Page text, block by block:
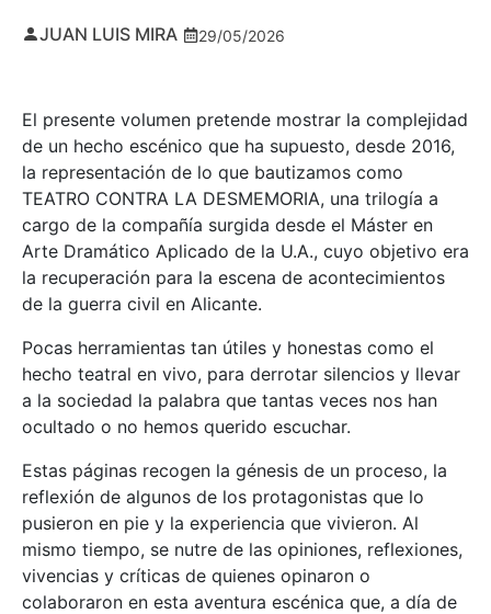
JUAN LUIS MIRA 29/05/2026
El presente volumen pretende mostrar la complejidad
de un hecho escénico que ha supuesto, desde 2016,
la representación de lo que bautizamos como
TEATRO CONTRA LA DESMEMORIA, una trilogía a
cargo de la compañía surgida desde el Máster en
Arte Dramático Aplicado de la U.A., cuyo objetivo era
la recuperación para la escena de acontecimientos
de la guerra civil en Alicante.
Pocas herramientas tan útiles y honestas como el
hecho teatral en vivo, para derrotar silencios y llevar
a la sociedad la palabra que tantas veces nos han
ocultado o no hemos querido escuchar.
Estas páginas recogen la génesis de un proceso, la
reflexión de algunos de los protagonistas que lo
pusieron en pie y la experiencia que vivieron. Al
mismo tiempo, se nutre de las opiniones, reflexiones,
vivencias y críticas de quienes opinaron o
colaboraron en esta aventura escénica que, a día de